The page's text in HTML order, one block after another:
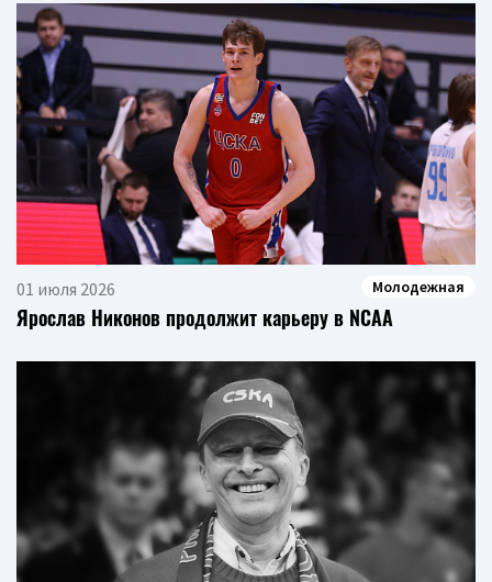
01 июля 2026 Молодежная
Ярослав Никонов продолжит карьеру в NCAA